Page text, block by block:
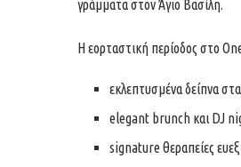
γράμματα στον Άγιο Βασίλη.
Η εορταστική περίοδος στο
εκλεπτυσμένα δείπνα
elegant brunch και DJ
signature θεραπείες